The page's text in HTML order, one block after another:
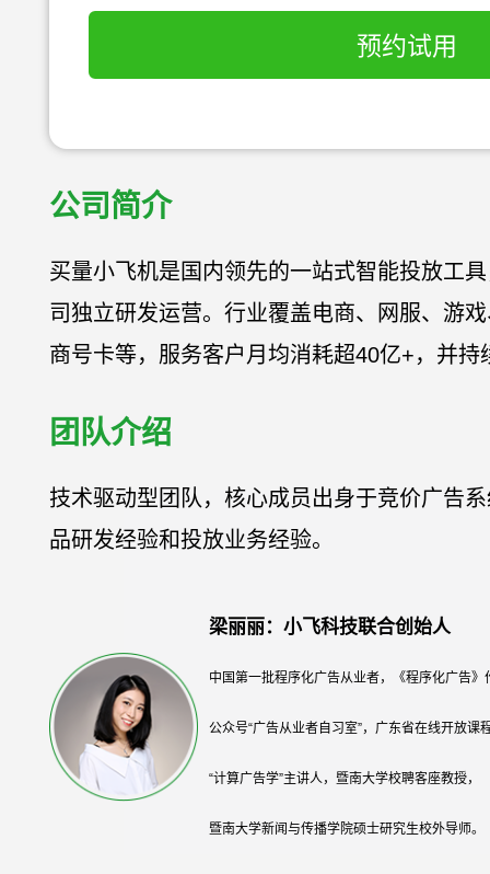
公司简介
买量小飞机是国内领先的一站式智能投放工
司独立研发运营。行业覆盖电商、网服、游
商号卡等，服务客户月均消耗超40亿+，并持
团队介绍
技术驱动型团队，核心成员出身于竞价广告
品研发经验和投放业务经验。
梁丽丽：小飞科技联合创始人
中国第一批程序化广告从业者，《程序化广告》
公众号“广告从业者自习室”，广东省在线开放课
“计算广告学”主讲人，暨南大学校聘客座教授，
暨南大学新闻与传播学院硕士研究生校外导师。
预约试用